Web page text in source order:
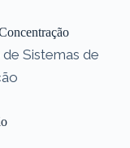
Sistemas de